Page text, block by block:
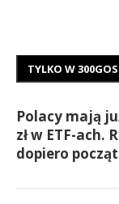
TYLKO W
Polacy mają
zł w ETF-ach.
dopiero